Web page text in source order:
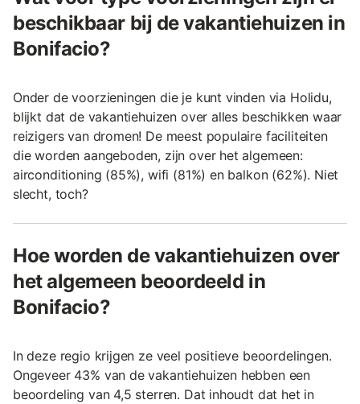
beschikbaar bij de vakantiehuizen in
Bonifacio?
Onder de voorzieningen die je kunt vinden via Holidu,
blijkt dat de vakantiehuizen over alles beschikken waar
reizigers van dromen! De meest populaire faciliteiten
die worden aangeboden, zijn over het algemeen:
airconditioning (85%), wifi (81%) en balkon (62%). Niet
slecht, toch?
Hoe worden de vakantiehuizen over
het algemeen beoordeeld in
Bonifacio?
In deze regio krijgen ze veel positieve beoordelingen.
Ongeveer 43% van de vakantiehuizen hebben een
beoordeling van 4,5 sterren. Dat inhoudt dat het in